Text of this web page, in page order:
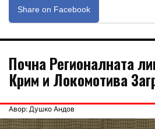
Share on Facebook
Почна Регионалната
Крим и Локомотива
Авор: Душко Андов